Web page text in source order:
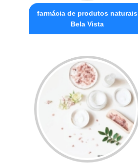
farmácia de produtos naturais
Bela Vista